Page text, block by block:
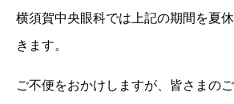
横須賀中央眼科では上記の期間を夏
きます。
ご不便をおかけしますが、皆さまの